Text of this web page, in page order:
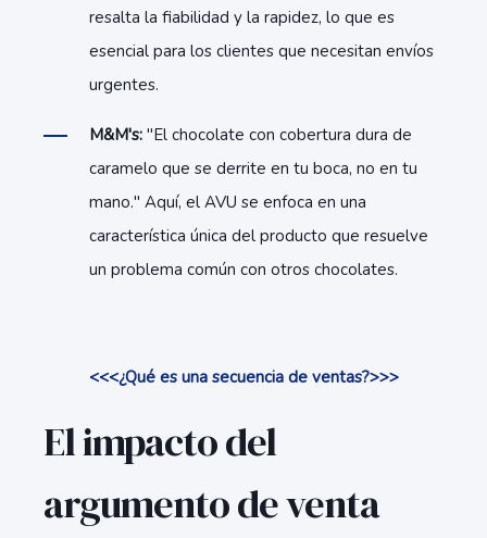
resalta la fiabilidad y la rapidez, lo que es
esencial para los clientes que necesitan envíos
urgentes.
M&M's: "El chocolate con cobertura dura de
caramelo que se derrite en tu boca, no en tu
mano." Aquí, el AVU se enfoca en una
característica única del producto que resuelve
un problema común con otros chocolates.
<<<¿Qué es una secuencia de ventas?>>>
El impacto del
argumento de venta